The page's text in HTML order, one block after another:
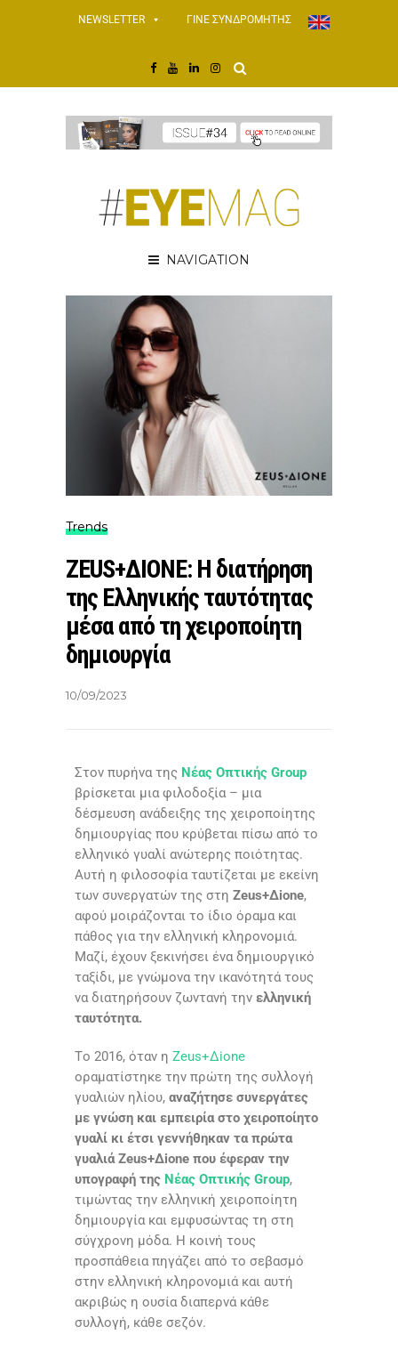
NEWSLETTER ΓΙΝΕ ΣΥΝΔΡΟΜΗΤΗΣ
NAVIGATION
Trends
ZEUS+ΔIONE: Η διατήρηση
της Ελληνικής ταυτότητας
μέσα από τη χειροποίητη
δημιουργία
10/09/2023
Στον πυρήνα της Νέας Οπτικής Group
βρίσκεται μια φιλοδοξία – μια
δέσμευση ανάδειξης της χειροποίητης
δημιουργίας που κρύβεται πίσω από το
ελληνικό γυαλί ανώτερης ποιότητας.
Αυτή η φιλοσοφία ταυτίζεται με εκείνη
των συνεργατών της στη Zeus+Δione,
αφού μοιράζονται το ίδιο όραμα και
πάθος για την ελληνική κληρονομιά.
Μαζί, έχουν ξεκινήσει ένα δημιουργικό
ταξίδι, με γνώμονα την ικανότητά τους
να διατηρήσουν ζωντανή την ελληνική
ταυτότητα.
Tο 2016, όταν η Zeus+Δione
οραματίστηκε την πρώτη της συλλογή
γυαλιών ηλίου, αναζήτησε συνεργάτες
με γνώση και εμπειρία στο χειροποίητο
γυαλί κι έτσι γεννήθηκαν τα πρώτα
γυαλιά Zeus+Δione που έφεραν την
υπογραφή της Νέας Οπτικής Group,
τιμώντας την ελληνική χειροποίητη
δημιουργία και εμφυσώντας τη στη
σύγχρονη μόδα. Η κοινή τους
προσπάθεια πηγάζει από το σεβασμό
στην ελληνική κληρονομιά και αυτή
ακριβώς η ουσία διαπερνά κάθε
συλλογή, κάθε σεζόν.